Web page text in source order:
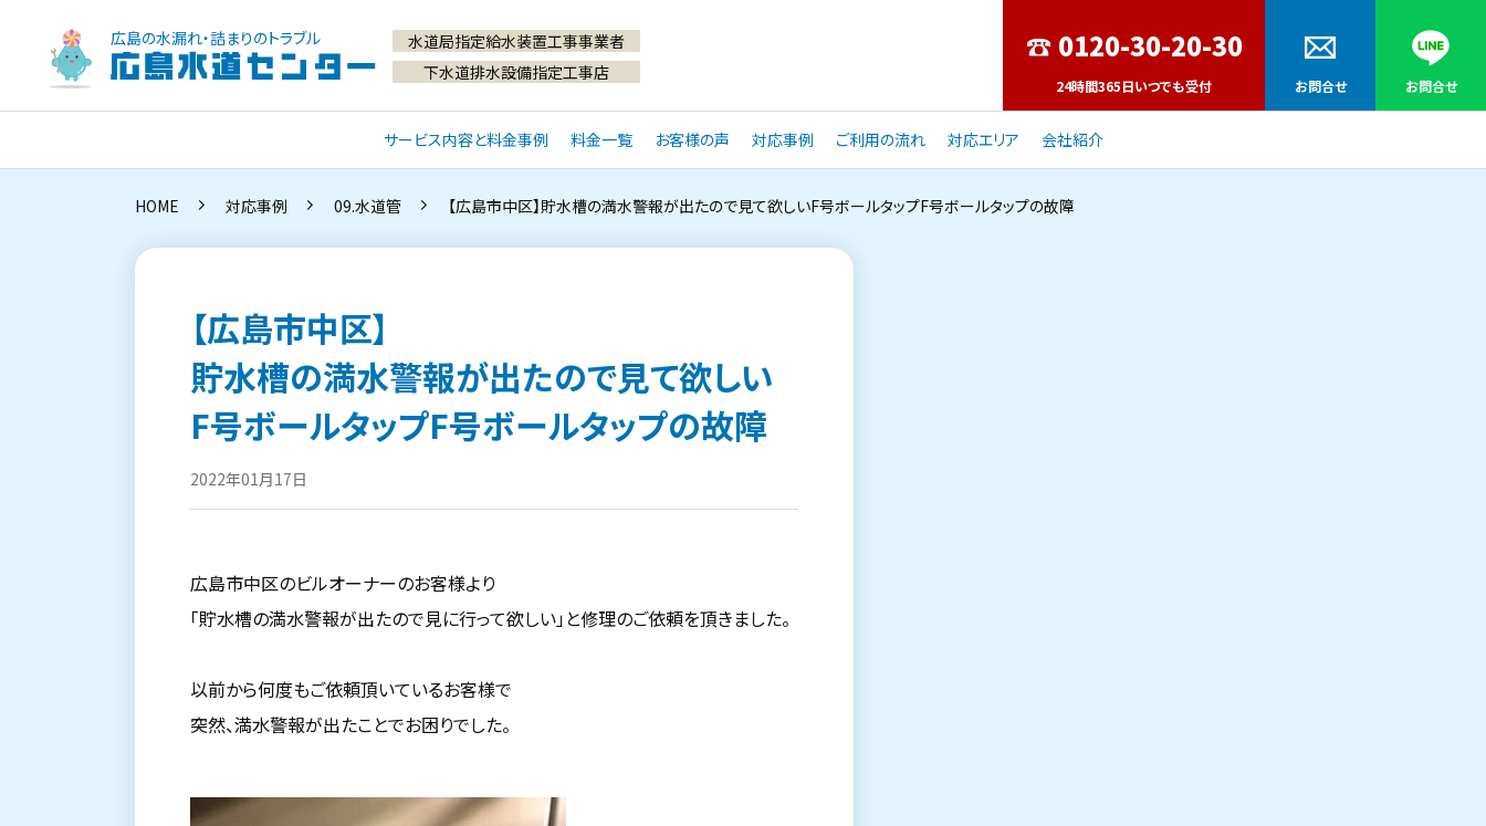
広島の水漏れ・詰まりのトラブル
広島水道センター
24時間365日いつでも受付 お問合せ お問合せ
サービス内容と料金事例 料金一覧 お客様の声 対応事例 ご利用の流れ 対応エリア 会社紹介
水道局指定給水装置工事事業者
下水道排水設備指定工事店
HOME 対応事例 09.水道管 【広島市中区】貯水槽の満水警報が出たので見て欲しいF号ボールタップF号ボールタップの故障
【広島市中区】
貯水槽の満水警報が出たので見て欲しい
F号ボールタップF号ボールタップの故障
2022年01月17日
広島市中区のビルオーナーのお客様より
「貯水槽の満水警報が出たので見に行って欲しい」と修理のご依頼を頂きました。
以前から何度もご依頼頂いているお客様で
突然、満水警報が出たことでお困りでした。